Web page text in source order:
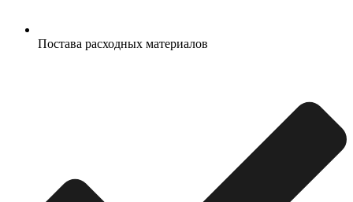
Постава расходных материалов